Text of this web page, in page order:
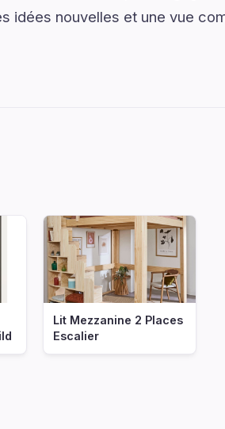
idées nouvelles et une vue
Lit Mezzanine 2 Places
Escalier